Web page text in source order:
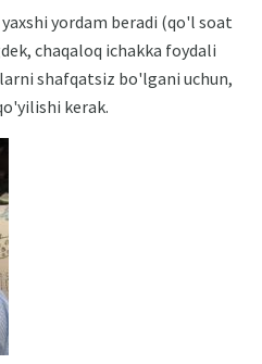
yordam beradi (qo'l soat
chaqaloq ichakka foydali
shafqatsiz bo'lgani uchun,
kerak.